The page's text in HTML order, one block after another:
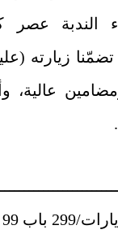
الندبة
تضمّنا زيارته
عالية،